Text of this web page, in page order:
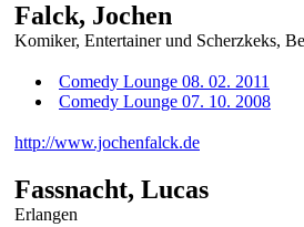
Falck, Jochen
Komiker, Entertainer und Scherzkeks,
Comedy Lounge 08. 02. 2011
Comedy Lounge 07. 10. 2008
http://www.jochenfalck.de
Fassnacht, Lucas
Erlangen